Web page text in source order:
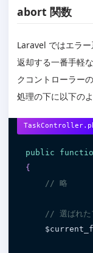
abort 関数
Laravel ではエラ
返却する一番手軽
クコントローラーの
処理の下に以下の
public
{
// 略
// 選ばれた